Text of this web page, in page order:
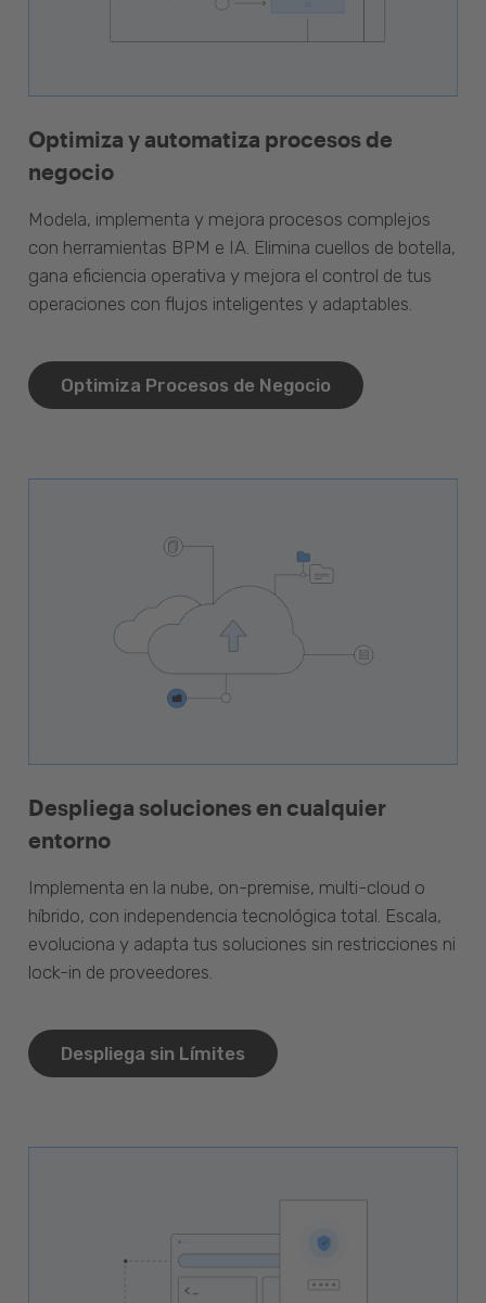
Optimiza y automatiza procesos de
negocio
Modela, implementa y mejora procesos complejos
con herramientas BPM e IA. Elimina cuellos de botella,
gana eficiencia operativa y mejora el control de tus
operaciones con flujos inteligentes y adaptables.
Optimiza Procesos de Negocio
Despliega soluciones en cualquier
entorno
Implementa en la nube, on-premise, multi-cloud o
híbrido, con independencia tecnológica total. Escala,
evoluciona y adapta tus soluciones sin restricciones ni
lock-in de proveedores.
Despliega sin Límites